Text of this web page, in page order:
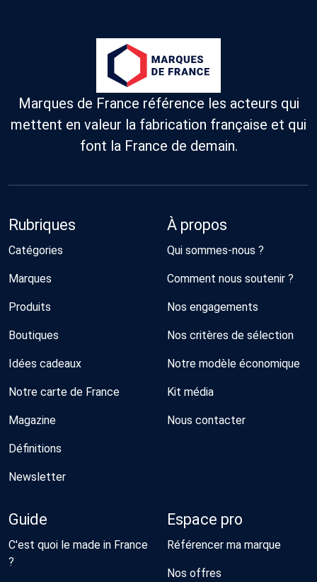
Marques de France référence les acteurs qui
mettent en valeur la fabrication française et qui
font la France de demain.
Rubriques
Catégories
Marques
Produits
Boutiques
Idées cadeaux
Notre carte de France
Magazine
Définitions
Newsletter
À propos
Qui sommes-nous ?
Comment nous soutenir ?
Nos engagements
Nos critères de sélection
Notre modèle économique
Kit média
Nous contacter
Guide
C'est quoi le made in France
?
Espace pro
Référencer ma marque
Nos offres